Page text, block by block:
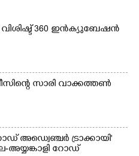
360 ഇൻക്യുബേഷൻ
സാരി വാക്കത്തൺ
അഡ്വെഞ്ചർ ട്രാക്കായി'
അയ്യങ്കാളി റോഡ്